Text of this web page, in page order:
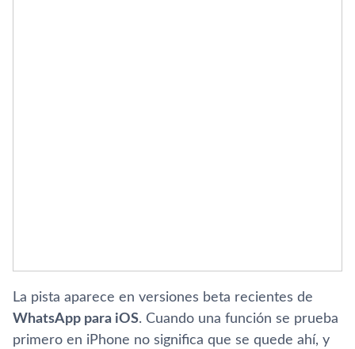
La pista aparece en versiones beta recientes de
WhatsApp para iOS. Cuando una función se prueba
primero en iPhone no significa que se quede ahí, y